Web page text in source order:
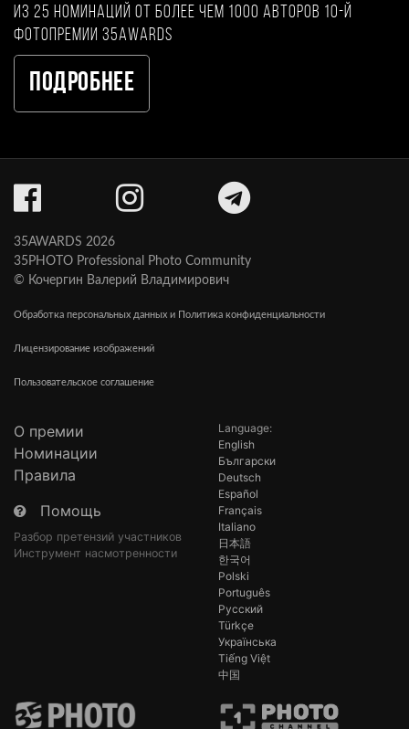
из 25 номинаций от более чем 1000 авторов 10-й
фотопремии 35AWARDS
Подробнее
35AWARDS 2026
35PHOTO Professional Photo Community
© Кочергин Валерий Владимирович
Обработка персональных данных и Политика конфиденциальности
Лицензирование изображений
Пользовательское соглашение
О премии
Номинации
Правила
Помощь
Разбор претензий участников
Инструмент насмотренности
Language:
English
Български
Deutsch
Español
Français
Italiano
日本語
한국어
Polski
Português
Русский
Türkçe
Українська
Tiếng Việt
中国